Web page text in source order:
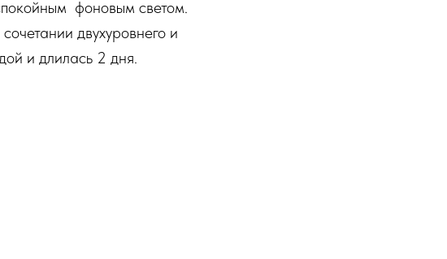
фоновым светом.
двухуровнего и
и длилась 2 дня.